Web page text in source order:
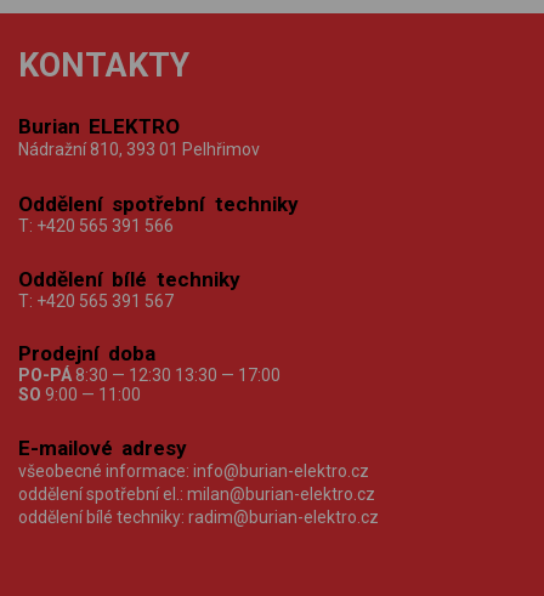
KONTAKTY
Burian ELEKTRO
Nádražní 810, 393 01 Pelhřimov
Oddělení spotřební techniky
T: +420 565 391 566
Oddělení bílé techniky
T: +420 565 391 567
Prodejní doba
PO-PÁ 8:30 — 12:30 13:30 — 17:00
SO 9:00 — 11:00
E-mailové adresy
všeobecné informace: info@burian-elektro.cz
oddělení spotřební el.: milan@burian-elektro.cz
oddělení bílé techniky: radim@burian-elektro.cz